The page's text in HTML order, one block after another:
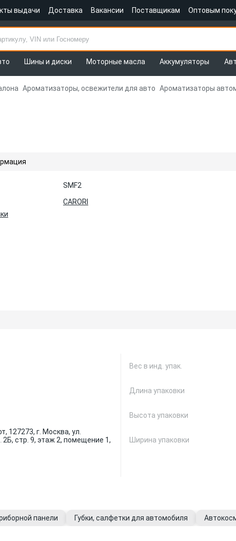
выдачи Доставка Вакансии Поставщикам Оптовым
Шины и диски Моторные масла Аккумуляторы
Ароматизаторы, освежители для авто Ароматизаторы
SMF2
CARORI
127273, г. Москва, ул.
2Б, стр. 9, этаж 2, помещение 1,
Вес в инд. упак.
Длина упаковки
Высота упаковки
Ширина упаковки
панели Губки, салфетки для автомобиля